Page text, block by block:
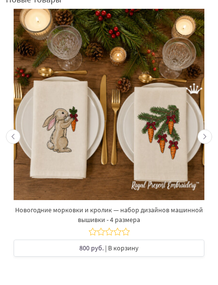
Новогодние морковки и кролик — набор дизайнов машинной
вышивки - 4 размера
800 руб. | В корзину